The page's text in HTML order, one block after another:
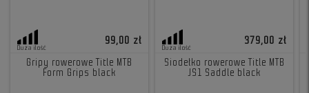
Duża ilość
99,00 zł
Gripy rowerowe Title MTB
Form Grips black
Duża ilość
379,00 zł
Siodełko rowerowe Title MTB
JS1 Saddle black